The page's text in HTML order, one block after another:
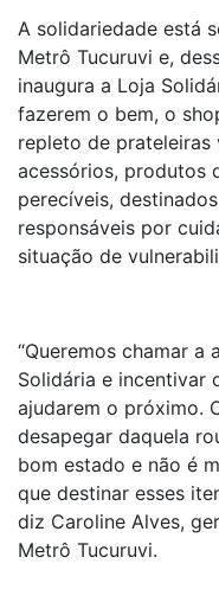
A solidariedade está
Metrô Tucuruvi e,
inaugura a Loja
fazerem o bem, o
repleto de prateleiras
acessórios, produtos
perecíveis,
responsáveis por
situação de
“Queremos chamar a
Solidária e incentivar
ajudarem o próximo.
desapegar daquela
bom estado e não é
que destinar esses
diz Caroline Alves,
Metrô Tucuruvi.